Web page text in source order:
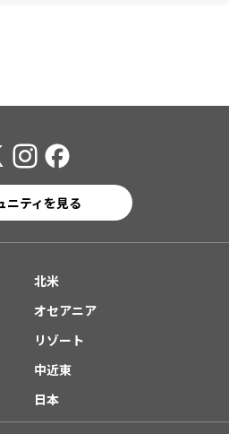
ニティを見る
北米
オセアニア
リゾート
中近東
日本